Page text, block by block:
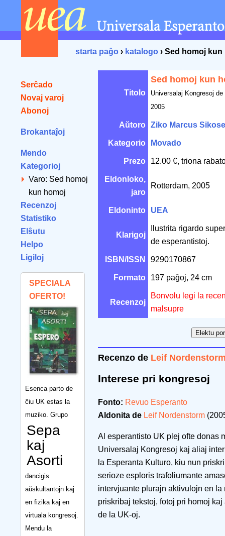
starta paĝo › katalogo › Sed homoj
Serĉado
Novaj varoj
Abonoj
Brokantaĵoj
Mendo
Kategorioj
Varo: Sed homoj
kun homoj
Recenzoj
Statistiko
Elŝutu
Helpo
Ligiloj
SPECIALA
OFERTO!
Esenca parto de
ĉiu UK estas la
muziko. Grupo
Sepa
kaj
Asorti
dancigis
aŭskultantojn kaj
en fizika kaj en
virtuala kongresoj.
Mendu la
Titolo
Sed homoj kun
Universalaj Kongresoj
2005
Aŭtoro Ziko Marcus
Kategorio Movado
Prezo 12.00 €, triona
Eldonloko,
jaro
Rotterdam, 2005
Eldoninto UEA
Klarigoj
Ilustrita rigardo
de esperantistoj.
ISBN/ISSN 9290170867
Formato 197 paĝoj, 24 cm
Recenzoj
Bonvolu legi la
malsupre
Recenzo de Leif
Interese pri kongresoj
Fonto: Revuo Esperanto
Aldonita de Leif Nordenstorm
Al esperantisto UK plej ofte donas
Universalaj Kongresoj kaj aliaj
la Esperanta Kulturo, kiu nun
serioze esploris trafoliumante
intervjuante plurajn aktivulojn en
priskribaj tekstoj, fotoj pri homoj
de la UK-oj.